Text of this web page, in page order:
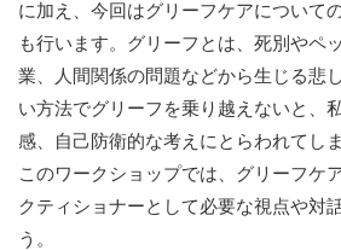
に加え、今回はグリーフケアについて
も行います。グリーフとは、死別やペ
業、人間関係の問題などから生じる悲
い方法でグリーフを乗り越えないと、
感、自己防衛的な考えにとらわれてし
このワークショップでは、グリーフケ
クティショナーとして必要な視点や対
う。